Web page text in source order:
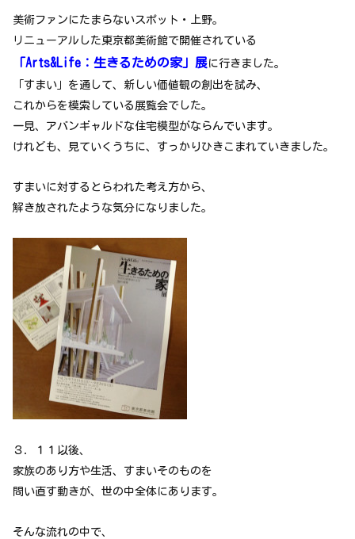
美術ファンにたまらないスポット・上野。
リニューアルした東京都美術館で開催されている
「Arts&Life：生きるための家」展に行きました。
「すまい」を通して、新しい価値観の創出を試み、
これからを模索している展覧会でした。
一見、アバンギャルドな住宅模型がならんでいます。
けれども、見ていくうちに、すっかりひきこまれていきました。
すまいに対するとらわれた考え方から、
解き放されたような気分になりました。
３．１１以後、
家族のあり方や生活、すまいそのものを
問い直す動きが、世の中全体にあります。
そんな流れの中で、